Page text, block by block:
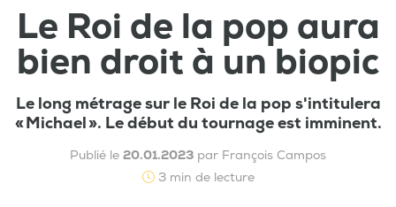
Le Roi de la pop aura
bien droit à un biopic
Le long métrage sur le Roi de la pop s'intitulera
« Michael ». Le début du tournage est imminent.
Publié le 20.01.2023 par François Campos
3 min de lecture